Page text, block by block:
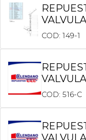
COD: 149-1
COD: 516-C